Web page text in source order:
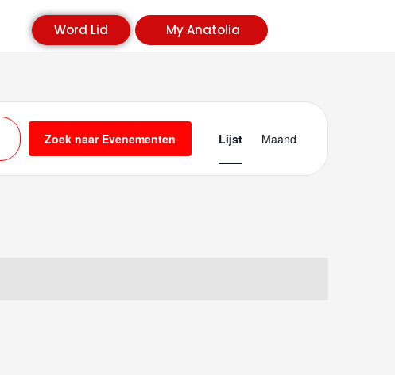
Word Lid My Anatolia
Zoek naar Evenementen Lijst Maand